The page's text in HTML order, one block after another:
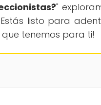
"
listo para
tenemos para ti!